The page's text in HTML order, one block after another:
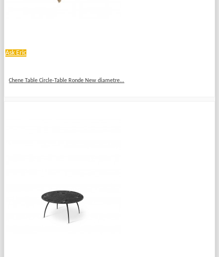
Ask Eric
Chene Table Circle-Table Ronde New diametre...